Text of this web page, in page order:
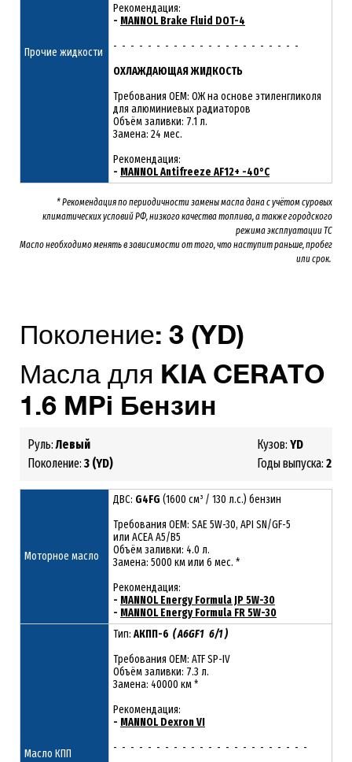
Прочие жидкости
Рекомендация:
- MANNOL Brake Fluid DOT-4
- - - - - - - - - - - - - - - - - - - - - -
ОХЛАЖДАЮЩАЯ ЖИДКОСТЬ
Требования OEM: ОЖ на основе этиленгликоля
для алюминиевых радиаторов
Объём заливки: 7.1 л.
Замена: 24 мес.
Рекомендация:
- MANNOL Antifreeze AF12+ -40°C
* Рекомендация по периодичности замены масла дана с учётом суровых
климатических условий РФ, низкого качества топлива, а также городского
режима эксплуатации ТС
Масло необходимо менятьв зависимости от того, что наступит раньше, пробег
или срок.
Поколение: 3 (YD)
Масла для KIA CERATO
1.6 MPi Бензин
Руль:Левый
Поколение: 3 (YD)
Кузов: YD
Годы выпуска:
Моторное масло
ДВС: G4FG (1600 см³ / 130 л.с.) бензин
Требования ОЕМ: SAE 5W-30, API SN/GF-5
или ACEA A5/B5
Объём заливки: 4.0 л.
Замена: 5000 км или 6 мес. *
Рекомендация:
- MANNOL Energy Formula JP 5W-30
- MANNOL Energy Formula FR 5W-30
Масло КПП
Тип: АКПП-6 ( A6GF1 6/1 )
Требования OEM: ATF SP-IV
Объём заливки: 7.3 л.
Замена: 40000 км *
Рекомендация:
- MANNOL Dexron VI
- - - - - - - - - - - - - - - - - - - - - - -